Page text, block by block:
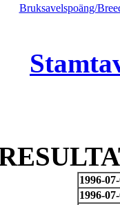
Bruksavelspoäng/
1996-
1996-